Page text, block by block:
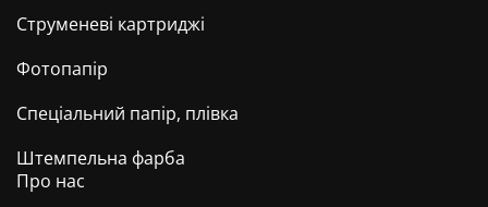
Струменеві картриджі
Фотопапір
Спеціальний папір, плівка
Штемпельна фарба
Про нас